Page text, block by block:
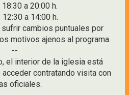
a 20:00 h.
12:30 a 14:00 h.
cambios puntuales por
motivos ajenos al programa.
--
el interior de la iglesia está
contratando visita con
oficiales.